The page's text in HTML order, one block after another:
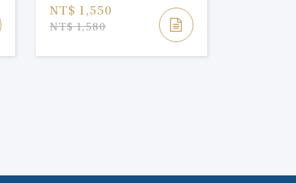
NT$ 1,550
NT$ 1,580